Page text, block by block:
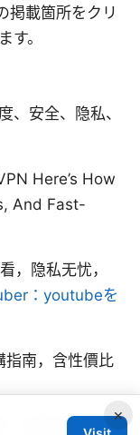
掲載箇所をクリ
す。
、安全、隐私、
Here’s How
And Fast-
，隐私无忧，
：youtubeを
南，含性價比
安裝與使用技
×